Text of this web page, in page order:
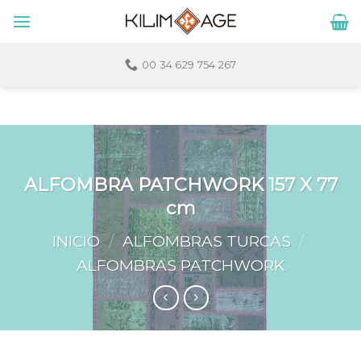
00 34 629 754 267
ALFOMBRA PATCHWORK 157 X 77
cm
INICIO / ALFOMBRAS TURCAS /
ALFOMBRAS PATCHWORK